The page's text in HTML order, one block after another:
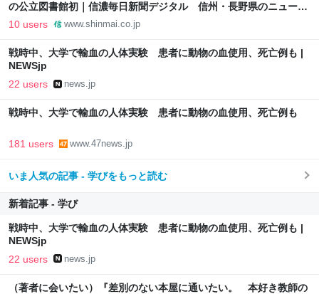
の公立図書館初｜信濃毎日新聞デジタル 信州・長野県のニュース
サイト
10 users www.shinmai.co.jp
戦時中、大学で輸血の人体実験 患者に動物の血使用、死亡例も |
NEWSjp
22 users news.jp
戦時中、大学で輸血の人体実験 患者に動物の血使用、死亡例も
181 users www.47news.jp
いま人気の記事 - 学びをもっと読む
新着記事 - 学び
戦時中、大学で輸血の人体実験 患者に動物の血使用、死亡例も |
NEWSjp
22 users news.jp
（著者に会いたい）『差別のない本屋に通いたい。 本好き教師の